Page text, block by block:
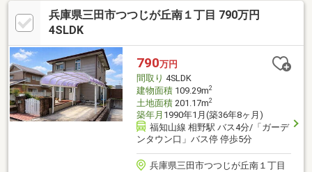
兵庫県三田市つつじが丘南１丁目 790万円
4SLDK
790万円
間取り 4SLDK
建物面積109.29m2
土地面積201.17m2
築年月 1990年1月(築36年8ヶ月)
福知山線 相野駅 バス4分/「ガーデ
ンタウン口」バス停 停歩5分
兵庫県三田市つつじが丘南１丁目